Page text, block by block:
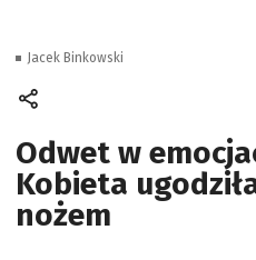
Odwet w
Kobieta
nożem
Jacek Binkowski